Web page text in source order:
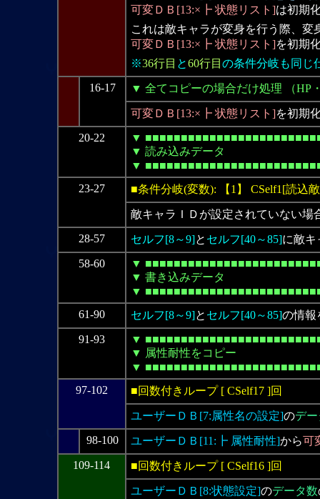
可変ＤＢ[13:×┣ 状態リスト]は初期
これは敵キャラが変身を行う際、
可変ＤＢ[13:×┣ 状態リスト]を初期
※36行目 と60行目 の条件分岐も同じ
16-17
▼ 全てコピーの場合だけ処理 （HP
可変ＤＢ[13:×┣ 状態リスト]を初期
20-22
▼
▼ 読み込みデータ
▼
23-27
■条件分岐(変数): 【1】 CSelf1[読込
敵キャラＩＤが設定されていない場
28-57
セルフ[8～9]と セルフ[40～85]に敵キ
58-60
▼
▼ 書き込みデータ
▼
61-90
セルフ[8～9]と セルフ[40～85]の情報
91-93
▼
▼ 属性耐性をコピー
▼
97-102
■回数付きループ [ CSelf17 ]回
ユーザーＤＢ[7:属性名の設定]のデー
98-100
ユーザーＤＢ[11:┣ 属性耐性]から可
109-114
■回数付きループ [ CSelf16 ]回
ユーザーＤＢ[8:状態設定]のデータ数